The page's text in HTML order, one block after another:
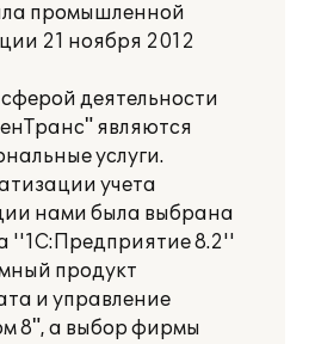
промышленной
21 ноября 2012
деятельности
являются
услуги.
учета
нами была выбрана
''1С:Предприятие 8.2''
продукт
и управление
8", а выбор фирмы